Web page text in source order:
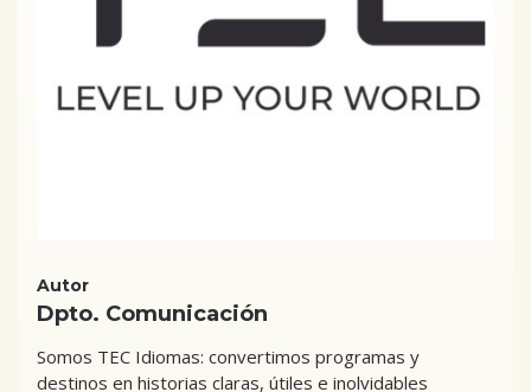
Autor
Dpto. Comunicación
Somos TEC Idiomas: convertimos programas y
destinos en historias claras, útiles e inolvidables